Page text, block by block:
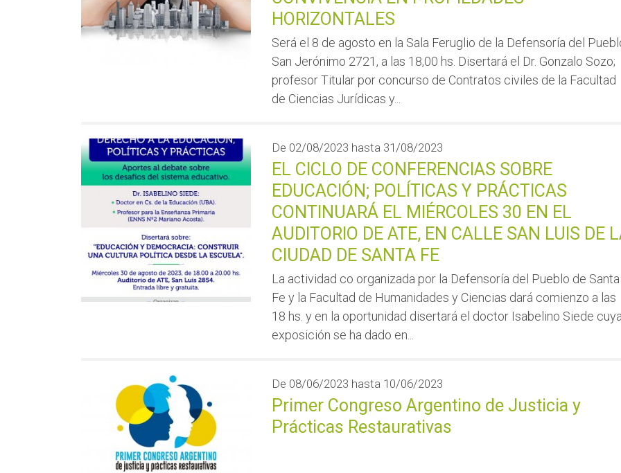
HORIZONTALES
Será el 8 de agosto en la Sala Feruglio de la Defensoría del
San Jerónimo 2721, a las 18,00 hs. Disertará el Dr. Gonzalo Sozo;
profesor Titular por concurso de Contratos civiles de la Facultad
de Ciencias Jurídicas y...
De 02/08/2023 hasta 31/08/2023
EL CICLO DE CONFERENCIAS SOBRE
EDUCACIÓN; POLÍTICAS Y PRÁCTICAS
CONTINUARÁ EL MIÉRCOLES 30 EN EL
AUDITORIO DE ATE, EN CALLE SAN LUIS DE
CIUDAD DE SANTA FE
La actividad co organizada por la Defensoría del Pueblo de Santa
Fe y la Facultad de Humanidades y Ciencias dará comienzo a las
18 hs. y en la oportunidad disertará el doctor Isabelino Siede
exposición se ha dado en...
De 08/06/2023 hasta 10/06/2023
Primer Congreso Argentino de Justicia y
Prácticas Restaurativas